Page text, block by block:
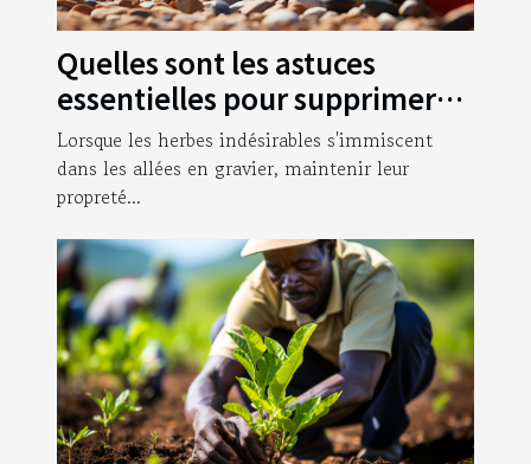
Quelles sont les astuces
essentielles pour supprimer
les herbes qui poussent dans
vos allées en gravier ?
Lorsque les herbes indésirables s'immiscent
dans les allées en gravier, maintenir leur
propreté...